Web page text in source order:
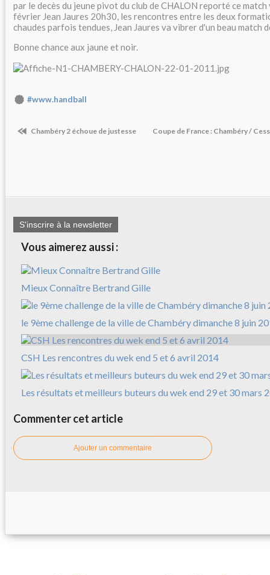
par le decès du jeune pivot du club de CHALON reporté ce
février Jean Jaures 20h30, les rencontres entre les deux
chaudes parfois tendues, Jean Jaures va vibrer d'un beau match
Bonne chance aux jaune et noir.
#www.handball
Chambéry 2 échoue de justesse Coupe de France : Chambéry /
S'inscrire à la newsletter
Vous aimerez aussi :
Mieux Connaître Bertrand Gille
le 9ème challenge de la ville de Chambéry dimanche 8 juin
CSH Les rencontres du wek end 5 et 6 avril 2014
Les résultats et meilleurs buteurs du wek end 29 et 30 mars
Commenter cet article
Ajouter un commentaire